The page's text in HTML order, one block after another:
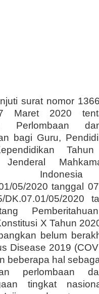
surat nomor
Maret 2020
Perlombaan
bagi Guru,
Jenderal
05/2020 tanggal
DK.07.01/05/2020
X Tahun
belum
Disease 2019
beberapa hal
perlombaan
tingkat